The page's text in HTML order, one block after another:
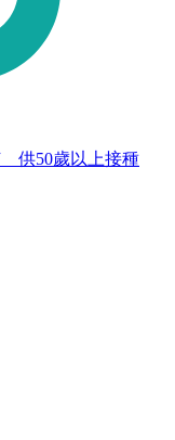
供50歲以上接種